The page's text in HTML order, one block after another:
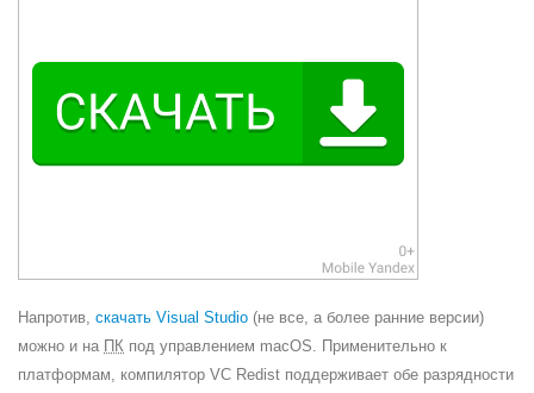
Напротив, скачать Visual Studio (не все, а более ранние версии)
можно и на ПК под управлением macOS. Применительно к
платформам, компилятор VC Redist поддерживает обе разрядности